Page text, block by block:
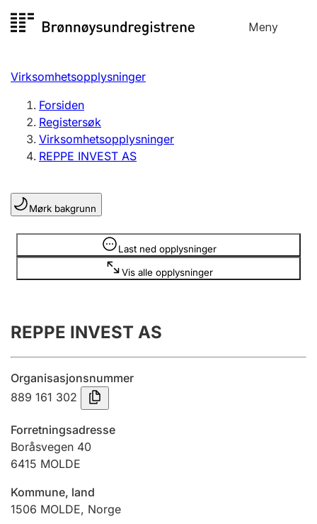
til
Meny
Registersøk
Aksjeselskap
Enkeltpersonforetak
Registrere, endre, slette
Lag og forening
Registrere, endre, slette
Innsending og forsinkelsesgebyr
Tinglysing
Jeger
Virksomhetsopplysninger
Forsiden
Registersøk
Virksomhetsopplysninger
REPPE INVEST AS
Mørk bakgrunn
Last ned opplysninger
Vis alle opplysninger
Opplysninger er skjult
REPPE INVEST AS
Organisasjonsnummer
889 161 302
Forretningsadresse
Boråsvegen 40
6415 MOLDE
Kommune, land
1506 MOLDE, Norge